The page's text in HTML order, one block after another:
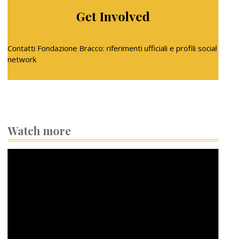
Get Involved
Contatti Fondazione Bracco: riferimenti ufficiali e profili social
network
Watch more